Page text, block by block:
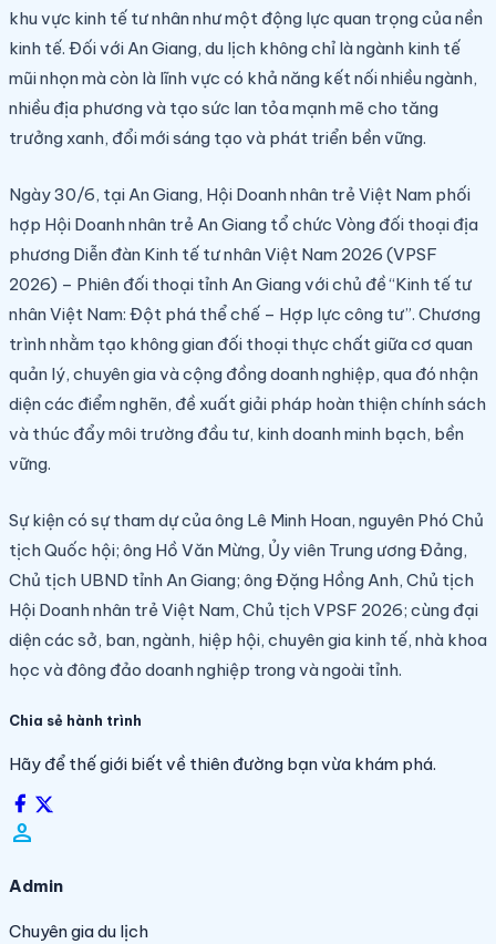
khu vực kinh tế tư nhân như một động lực quan trọng của nền
kinh tế. Đối với An Giang, du lịch không chỉ là ngành kinh tế
mũi nhọn mà còn là lĩnh vực có khả năng kết nối nhiều ngành,
nhiều địa phương và tạo sức lan tỏa mạnh mẽ cho tăng
trưởng xanh, đổi mới sáng tạo và phát triển bền vững.
Ngày 30/6, tại An Giang, Hội Doanh nhân trẻ Việt Nam phối
hợp Hội Doanh nhân trẻ An Giang tổ chức Vòng đối thoại địa
phương Diễn đàn Kinh tế tư nhân Việt Nam 2026 (VPSF
2026) – Phiên đối thoại tỉnh An Giang với chủ đề “Kinh tế tư
nhân Việt Nam: Đột phá thể chế – Hợp lực công tư”. Chương
trình nhằm tạo không gian đối thoại thực chất giữa cơ quan
quản lý, chuyên gia và cộng đồng doanh nghiệp, qua đó nhận
diện các điểm nghẽn, đề xuất giải pháp hoàn thiện chính sách
và thúc đẩy môi trường đầu tư, kinh doanh minh bạch, bền
vững.
Sự kiện có sự tham dự của ông Lê Minh Hoan, nguyên Phó Chủ
tịch Quốc hội; ông Hồ Văn Mừng, Ủy viên Trung ương Đảng,
Chủ tịch UBND tỉnh An Giang; ông Đặng Hồng Anh, Chủ tịch
Hội Doanh nhân trẻ Việt Nam, Chủ tịch VPSF 2026; cùng đại
diện các sở, ban, ngành, hiệp hội, chuyên gia kinh tế, nhà khoa
học và đông đảo doanh nghiệp trong và ngoài tỉnh.
Chia sẻ hành trình
Hãy để thế giới biết về thiên đường bạn vừa khám phá.
person_filled
Admin
Chuyên gia du lịch